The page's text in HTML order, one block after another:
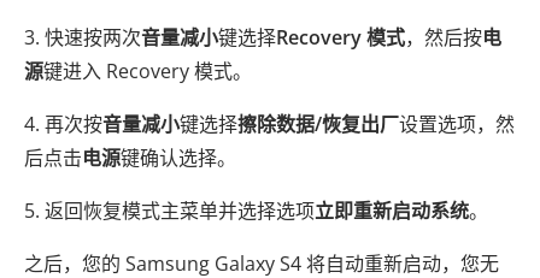
3. 快速按两次音量减小键选择Recovery 模式，然后按电
源键进入 Recovery 模式。
4. 再次按音量减小键选择擦除数据/恢复出厂设置选项，然
后点击电源键确认选择。
5. 返回恢复模式主菜单并选择选项立即重新启动系统。
之后，您的 Samsung Galaxy S4 将自动重新启动，您无